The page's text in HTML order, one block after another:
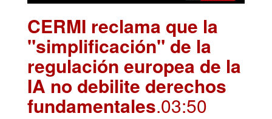
CERMI reclama que la
"simplificación" de la
regulación europea de la
IA no debilite derechos
fundamentales.03:50